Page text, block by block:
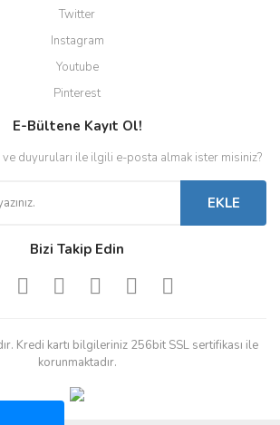
Twitter
Instagram
Youtube
Pinterest
E-Bültene Kayıt Ol!
ve duyuruları ile ilgili e-posta almak ister misiniz?
EKLE
Bizi Takip Edin
Kredi kartı bilgileriniz 256bit SSL sertifikası ile
korunmaktadır.